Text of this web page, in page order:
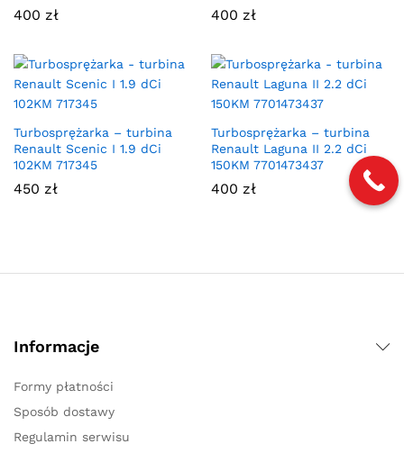
400 zł 400 zł
Turbosprężarka – turbina
Renault Scenic I 1.9 dCi
102KM 717345
450 zł
Turbosprężarka – turbina
Renault Laguna II 2.2 dCi
150KM 7701473437
400 zł
Informacje
Formy płatności
Sposób dostawy
Regulamin serwisu